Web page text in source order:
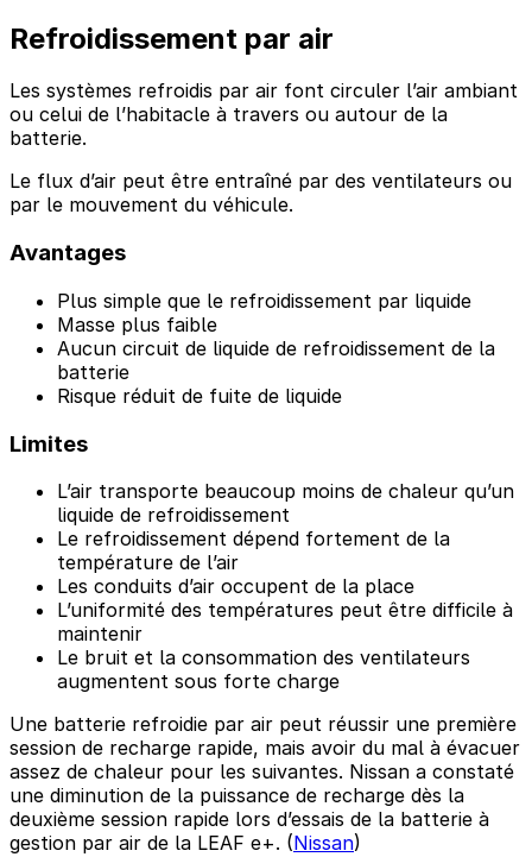
Refroidissement par air
Les systèmes refroidis par air font circuler l’air ambiant
ou celui de l’habitacle à travers ou autour de la
batterie.
Le flux d’air peut être entraîné par des ventilateurs ou
par le mouvement du véhicule.
Avantages
Plus simple que le refroidissement par liquide
Masse plus faible
Aucun circuit de liquide de refroidissement de la
batterie
Risque réduit de fuite de liquide
Limites
L’air transporte beaucoup moins de chaleur qu’un
liquide de refroidissement
Le refroidissement dépend fortement de la
température de l’air
Les conduits d’air occupent de la place
L’uniformité des températures peut être difficile à
maintenir
Le bruit et la consommation des ventilateurs
augmentent sous forte charge
Une batterie refroidie par air peut réussir une première
session de recharge rapide, mais avoir du mal à évacuer
assez de chaleur pour les suivantes. Nissan a constaté
une diminution de la puissance de recharge dès la
deuxième session rapide lors d’essais de la batterie à
gestion par air de la LEAF e+. (Nissan)